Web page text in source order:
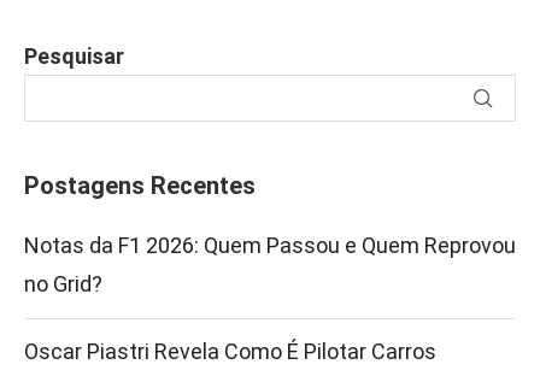
Pesquisar
Postagens Recentes
Notas da F1 2026: Quem Passou e Quem Reprovou
no Grid?
Oscar Piastri Revela Como É Pilotar Carros